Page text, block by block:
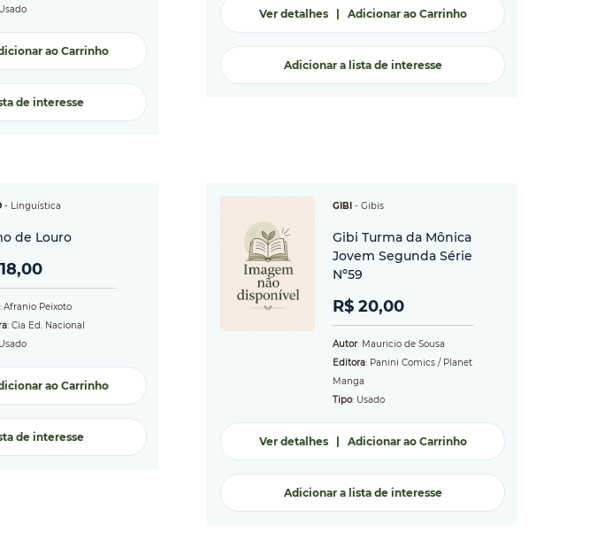
ao Carrinho
de interesse
Ver detalhes| Adicionar ao Carrinho
Adicionar a lista de interesse
- Linguística
de Louro
: Afranio Peixoto
: Cia Ed. Nacional
ao Carrinho
de interesse
GIBI - Gibis
Gibi Turma da Mônica
Jovem Segunda Série
Nº59
R$ 20,00
Autor: Mauricio de Sousa
Editora: Panini Comics / Planet
Manga
Tipo: Usado
Ver detalhes| Adicionar ao Carrinho
Adicionar a lista de interesse